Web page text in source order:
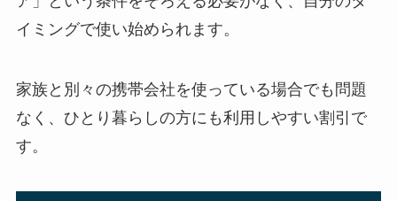
イミングで使い始められます。
家族と別々の携帯会社を使っている場合でも問題
なく、ひとり暮らしの方にも利用しやすい割引で
す。